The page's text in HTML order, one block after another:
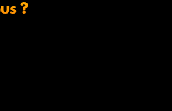
?